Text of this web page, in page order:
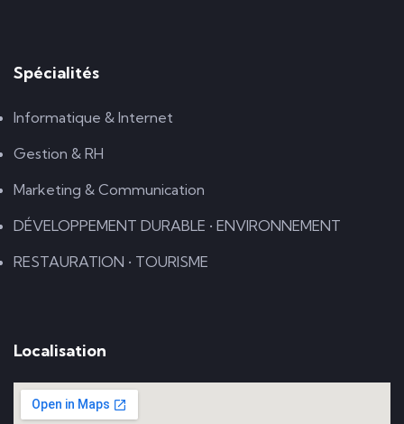
Spécialités
Informatique & Internet
Gestion & RH
Marketing & Communication
DÉVELOPPEMENT DURABLE • ENVIRONNEMENT
RESTAURATION • TOURISME
Localisation